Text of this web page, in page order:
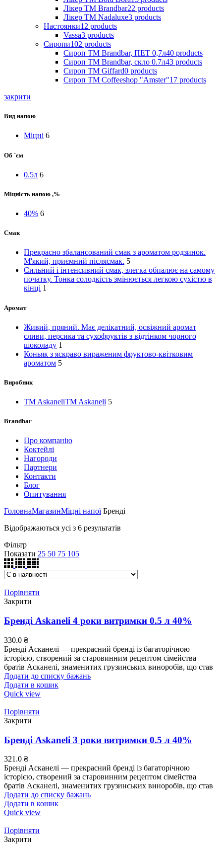
Лікер ТМ Brandbar22 products
Лікер ТМ Nadaluxe3 products
Настоянки12 products
Vassa3 products
Сиропи102 products
Сироп TM Brandbar, ПЕТ 0,7л40 products
Сироп TM Brandbar, скло 0.7л43 products
Сироп TM Giffard0 products
Сироп TM Coffeeshop "Amster"17 products
закрити
Вид напою
Міцні 6
Об `єм
0.5л 6
Міцність напою ,%
40% 6
Смак
Прекрасно збалансований смак з ароматом родзинок.
М'який, приємний післясмак. 5
Сильний і інтенсивний смак, злегка обпалює на самому
початку. Тонка солодкість змінюється легкою сухістю в
кінці 1
Аромат
Живий, пряний. Має делікатний, освіжний аромат
сливи, персика та сухофруктів з відтінком чорного
шоколаду 1
Коньяк з яскраво вираженим фруктово-квітковим
ароматом 5
Виробник
TM AskaneliTM Askaneli 5
Brandbar
Про компанію
Коктейлі
Нагороди
Партнери
Контакти
Блог
Опитування
ГоловнаМагазинМіцні напоїБренді
Відображаються усі з 6 результатів
Фільтр
Показати 25 50 75 105
Порівняти
Закрити
Бренді Askaneli 4 роки витримки 0.5 л 40%
330.0 ₴
Бренді Асканелі — прекрасний бренді із багаторічною
історією, створений за старовинним рецептом сімейства
братів Асканелі, знаменитих грузинських виноробів, що став
Додати до списку бажань
Додати в кошик
Quick view
Порівняти
Закрити
Бренді Askaneli 3 роки витримки 0.5 л 40%
321.0 ₴
Бренді Асканелі — прекрасний бренді із багаторічною
історією, створений за старовинним рецептом сімейства
братів Асканелі, знаменитих грузинських виноробів, що став
Додати до списку бажань
Додати в кошик
Quick view
Порівняти
Закрити